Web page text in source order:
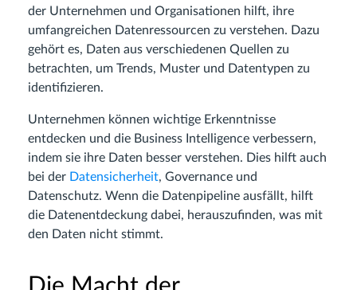
der Unternehmen und Organisationen hilft, ihre
umfangreichen Datenressourcen zu verstehen. Dazu
gehört es, Daten aus verschiedenen Quellen zu
betrachten, um Trends, Muster und Datentypen zu
identifizieren.
Unternehmen können wichtige Erkenntnisse
entdecken und die Business Intelligence verbessern,
indem sie ihre Daten besser verstehen. Dies hilft auch
bei der Datensicherheit, Governance und
Datenschutz. Wenn die Datenpipeline ausfällt, hilft
die Datenentdeckung dabei, herauszufinden, was mit
den Daten nicht stimmt.